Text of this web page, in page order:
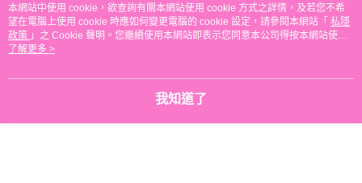
免運費
其他地區配送 運費表
評價
本分類熱賣 全店暢銷排行
本網站中使用 cookie，欲查詢有關本網站使用 cookie 方式之詳情，及若您不希
望在電腦上使用 cookie 時應如何變更電腦的 cookie 設定，請參閱本網站「 私隱
政策 」之 Cookie 聲明。您繼續使用本網站即表示您同意本公司得按本網站使用
條款之 Cookie 聲明使用 cookie。
了解更多 >
我知道了